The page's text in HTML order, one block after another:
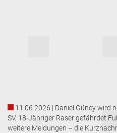
11.06.2026 | Daniel Güney wird
SV, 18-Jähriger Raser gefährdet
weitere Meldungen – die